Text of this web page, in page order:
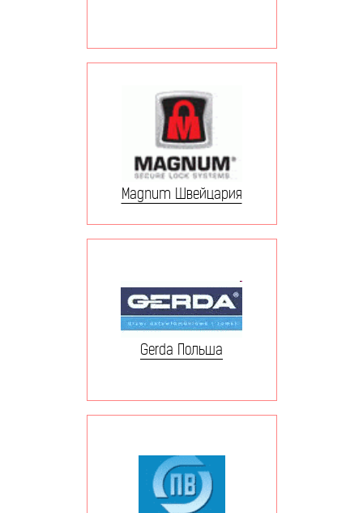
Magnum Швейцария
Gerda Польша